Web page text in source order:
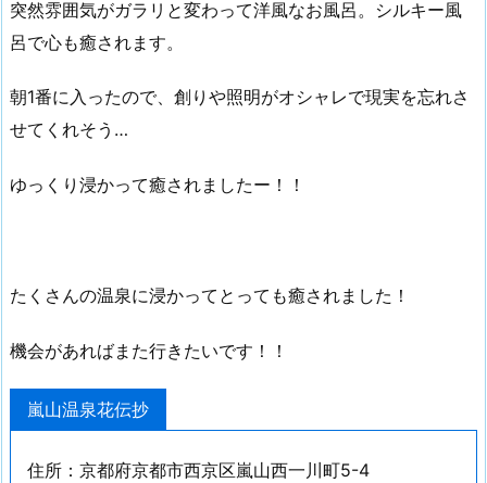
突然雰囲気がガラリと変わって洋風なお風呂。シルキー風
呂で心も癒されます。
朝1番に入ったので、創りや照明がオシャレで現実を忘れさ
せてくれそう…
ゆっくり浸かって癒されましたー！！
たくさんの温泉に浸かってとっても癒されました！
機会があればまた行きたいです！！
嵐山温泉花伝抄
住所：京都府京都市西京区嵐山西一川町5-4